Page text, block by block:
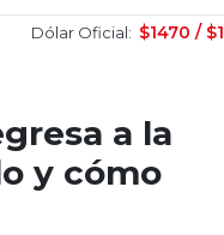
Dólar Oficial: $1470 /
a la
y cómo